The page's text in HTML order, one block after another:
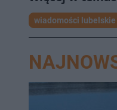
wiadomości lubelskie